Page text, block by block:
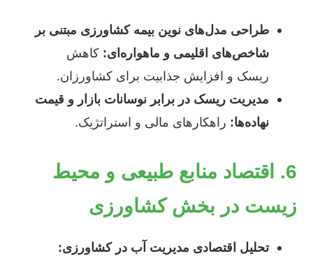
طراحی مدل‌های نوین بیمه کشاورزی مبتنی بر
شاخص‌های اقلیمی و ماهواره‌ای: کاهش
ریسک و افزایش جذابیت برای کشاورزان.
مدیریت ریسک در برابر نوسانات بازار و قیمت
نهاده‌ها: راهکارهای مالی و استراتژیک.
6. اقتصاد منابع طبیعی و محیط
زیست در بخش کشاورزی
تحلیل اقتصادی مدیریت آب در کشاورزی: